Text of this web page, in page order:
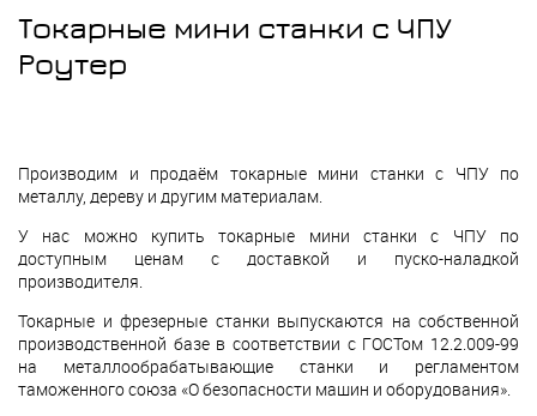
Токарные мини станки с ЧПУ
Роутер
Производим и продаём токарные мини станки с ЧПУ по
металлу, дереву и другим материалам.
У нас можно купить токарные мини станки с ЧПУ по
доступным ценам с доставкой и пуско-наладкой
производителя.
Токарные и фрезерные станки выпускаются на собственной
производственной базе в соответствии с ГОСТом 12.2.009-99
на металлообрабатывающие станки и регламентом
таможенного союза «О безопасности машин и оборудования».